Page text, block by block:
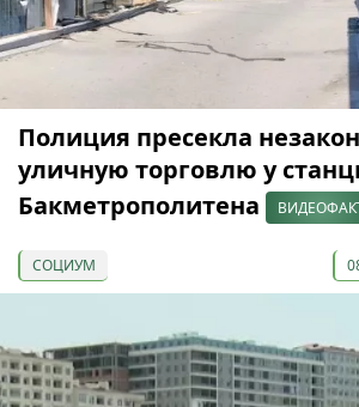
Полиция пресекла
уличную торговлю у
Бакметрополитена
СОЦИУМ